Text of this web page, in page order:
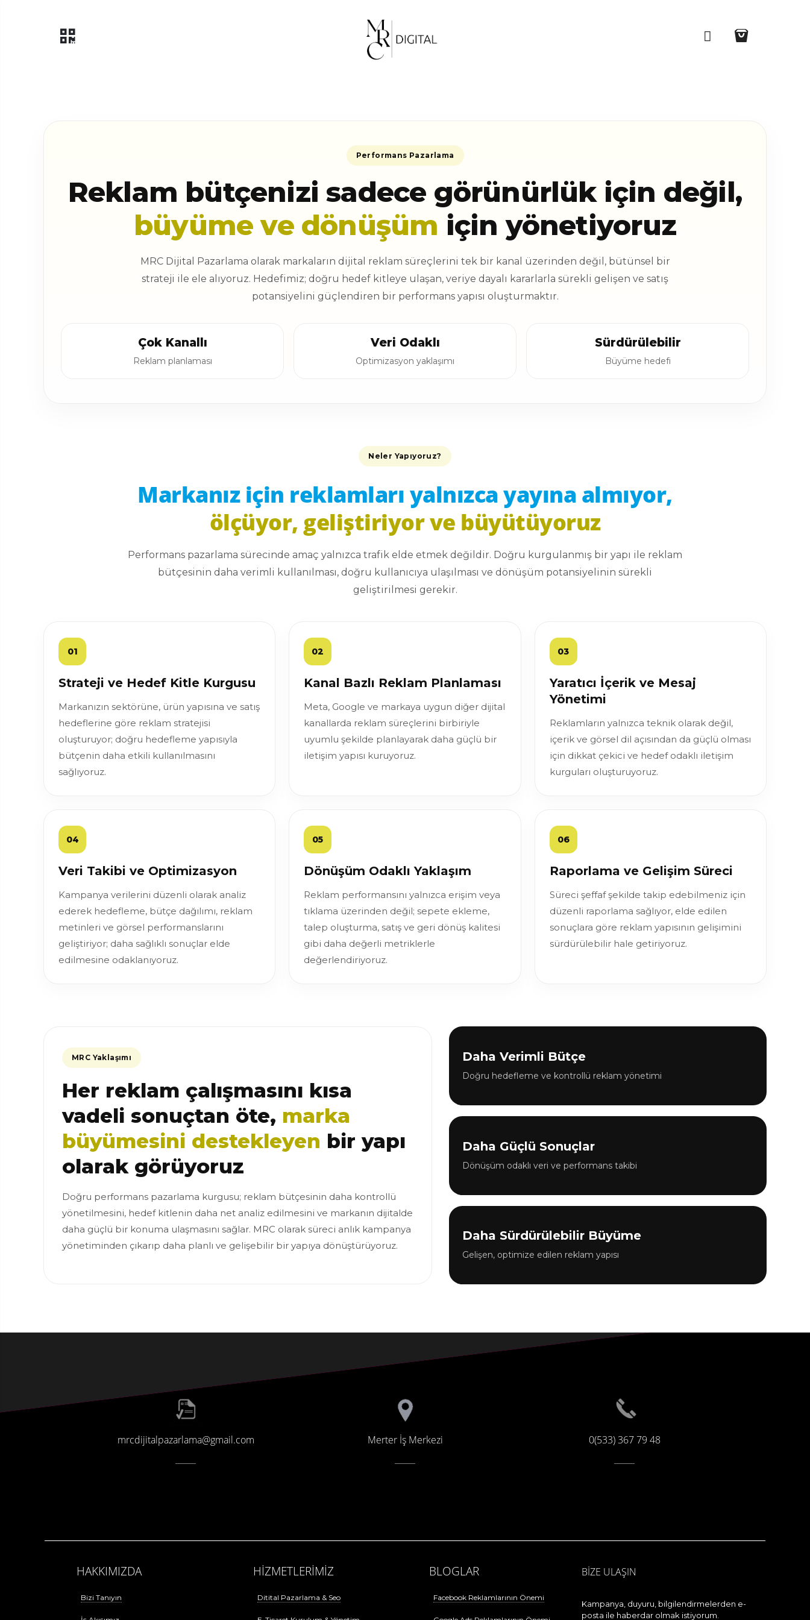
Performans Pazarlama
Reklam bütçenizi sadece görünürlük için değil,
büyüme ve dönüşüm için yönetiyoruz
MRC Dijital Pazarlama olarak markaların dijital reklam süreçlerini tek bir kanal üzerinden değil, bütünsel bir
strateji ile ele alıyoruz. Hedefimiz; doğru hedef kitleye ulaşan, veriye dayalı kararlarla sürekli gelişen ve satış
potansiyelini güçlendiren bir performans yapısı oluşturmaktır.
Çok Kanallı
Reklam planlaması
Veri Odaklı
Optimizasyon yaklaşımı
Sürdürülebilir
Büyüme hedefi
Neler Yapıyoruz?
Markanız için reklamları yalnızca yayına almıyor,
ölçüyor, geliştiriyor ve büyütüyoruz
Performans pazarlama sürecinde amaç yalnızca trafik elde etmek değildir. Doğru kurgulanmış bir yapı ile reklam
bütçesinin daha verimli kullanılması, doğru kullanıcıya ulaşılması ve dönüşüm potansiyelinin sürekli
geliştirilmesi gerekir.
01
Strateji ve Hedef Kitle Kurgusu
Markanızın sektörüne, ürün yapısına ve satış
hedeflerine göre reklam stratejisi
oluşturuyor; doğru hedefleme yapısıyla
bütçenin daha etkili kullanılmasını
sağlıyoruz.
02
Kanal Bazlı Reklam Planlaması
Meta, Google ve markaya uygun diğer dijital
kanallarda reklam süreçlerini birbiriyle
uyumlu şekilde planlayarak daha güçlü bir
iletişim yapısı kuruyoruz.
03
Yaratıcı İçerik ve Mesaj
Yönetimi
Reklamların yalnızca teknik olarak değil,
içerik ve görsel dil açısından da güçlü olması
için dikkat çekici ve hedef odaklı iletişim
kurguları oluşturuyoruz.
04
Veri Takibi ve Optimizasyon
Kampanya verilerini düzenli olarak analiz
ederek hedefleme, bütçe dağılımı, reklam
metinleri ve görsel performanslarını
geliştiriyor; daha sağlıklı sonuçlar elde
edilmesine odaklanıyoruz.
05
Dönüşüm Odaklı Yaklaşım
Reklam performansını yalnızca erişim veya
tıklama üzerinden değil; sepete ekleme,
talep oluşturma, satış ve geri dönüş kalitesi
gibi daha değerli metriklerle
değerlendiriyoruz.
06
Raporlama ve Gelişim Süreci
Süreci şeffaf şekilde takip edebilmeniz için
düzenli raporlama sağlıyor, elde edilen
sonuçlara göre reklam yapısının gelişimini
sürdürülebilir hale getiriyoruz.
MRC Yaklaşımı
Her reklam çalışmasını kısa
vadeli sonuçtan öte, marka
büyümesini destekleyen bir yapı
olarak görüyoruz
Doğru performans pazarlama kurgusu; reklam bütçesinin daha kontrollü
yönetilmesini, hedef kitlenin daha net analiz edilmesini ve markanın dijitalde
daha güçlü bir konuma ulaşmasını sağlar. MRC olarak süreci anlık kampanya
yönetiminden çıkarıp daha planlı ve gelişebilir bir yapıya dönüştürüyoruz.
Daha Verimli Bütçe
Doğru hedefleme ve kontrollü reklam yönetimi
Daha Güçlü Sonuçlar
Dönüşüm odaklı veri ve performans takibi
Daha Sürdürülebilir Büyüme
Gelişen, optimize edilen reklam yapısı
mrcdijitalpazarlama@gmail.com Merter İş Merkezi 0(533) 367 79 48
HAKKIMIZDA
Bizi Tanıyın
HİZMETLERİMİZ
Ditital Pazarlama & Seo
BLOGLAR
Facebook Reklamlarının Önemi
BİZE ULAŞIN
Kampanya, duyuru, bilgilendirmelerden e-
posta ile haberdar olmak istiyorum.